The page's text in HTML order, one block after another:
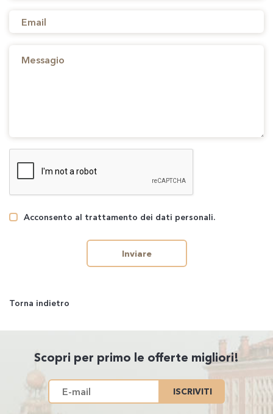
Acconsento al trattamento dei dati personali.
Inviare
Torna indietro
Scopri per primo le offerte migliori!
ISCRIVITI